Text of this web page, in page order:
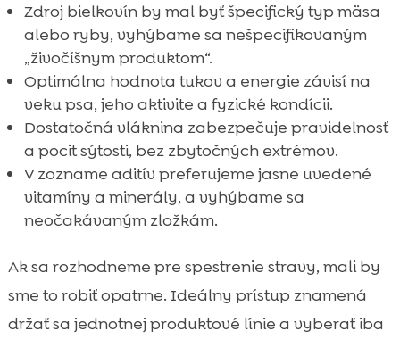
Zdroj bielkovín by mal byť špecifický typ mäsa
alebo ryby, vyhýbame sa nešpecifikovaným
„živočíšnym produktom“.
Optimálna hodnota tukov a energie závisí na
veku psa, jeho aktivite a fyzické kondícii.
Dostatočná vláknina zabezpečuje pravidelnosť
a pocit sýtosti, bez zbytočných extrémov.
V zozname aditív preferujeme jasne uvedené
vitamíny a minerály, a vyhýbame sa
neočakávaným zložkám.
Ak sa rozhodneme pre spestrenie stravy, mali by
sme to robiť opatrne. Ideálny prístup znamená
držať sa jednotnej produktové línie a vyberať iba